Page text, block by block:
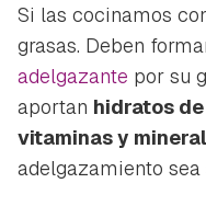
Si las cocinamos
grasas. Deben
adelgazante por su
aportan hidratos
vitaminas y
adelgazamiento sea